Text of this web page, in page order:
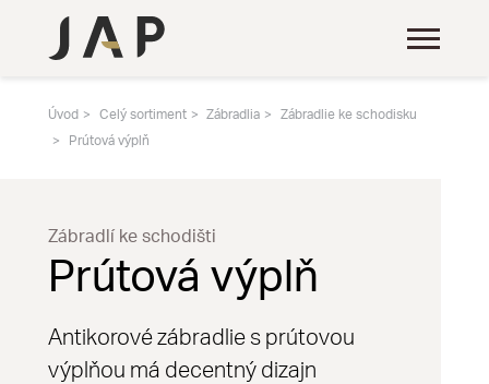
Úvod Celý sortiment Zábradlia
Zábradlie ke schodisku
Prútová výplň
Zábradlí ke schodišti
Prútová výplň
Antikorové zábradlie s prútovou
výplňou má decentný dizajn